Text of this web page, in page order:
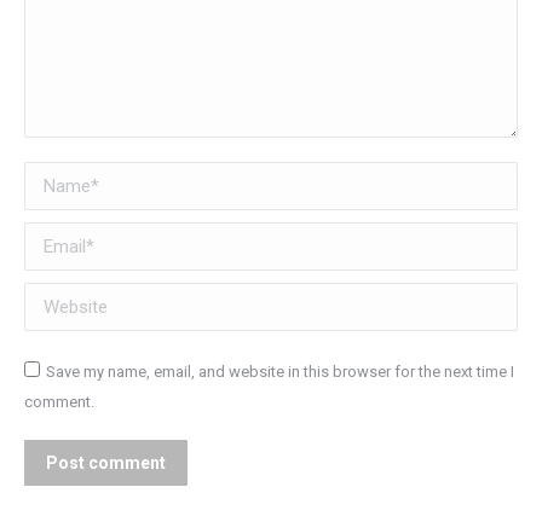
Name *
Email *
Website
Save my name, email, and website in this browser for the next time I
comment.
Post comment